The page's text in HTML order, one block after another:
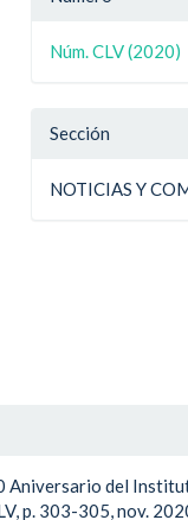
artículo
Núm. CLV (2020)
Sección
NOTICIAS Y
Aniversario del
p. 303-305, nov.